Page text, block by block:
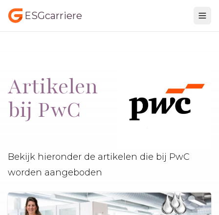
ESGcarriere
Artikelen
bij PwC
Bekijk hieronder de artikelen die bij PwC
worden aangeboden